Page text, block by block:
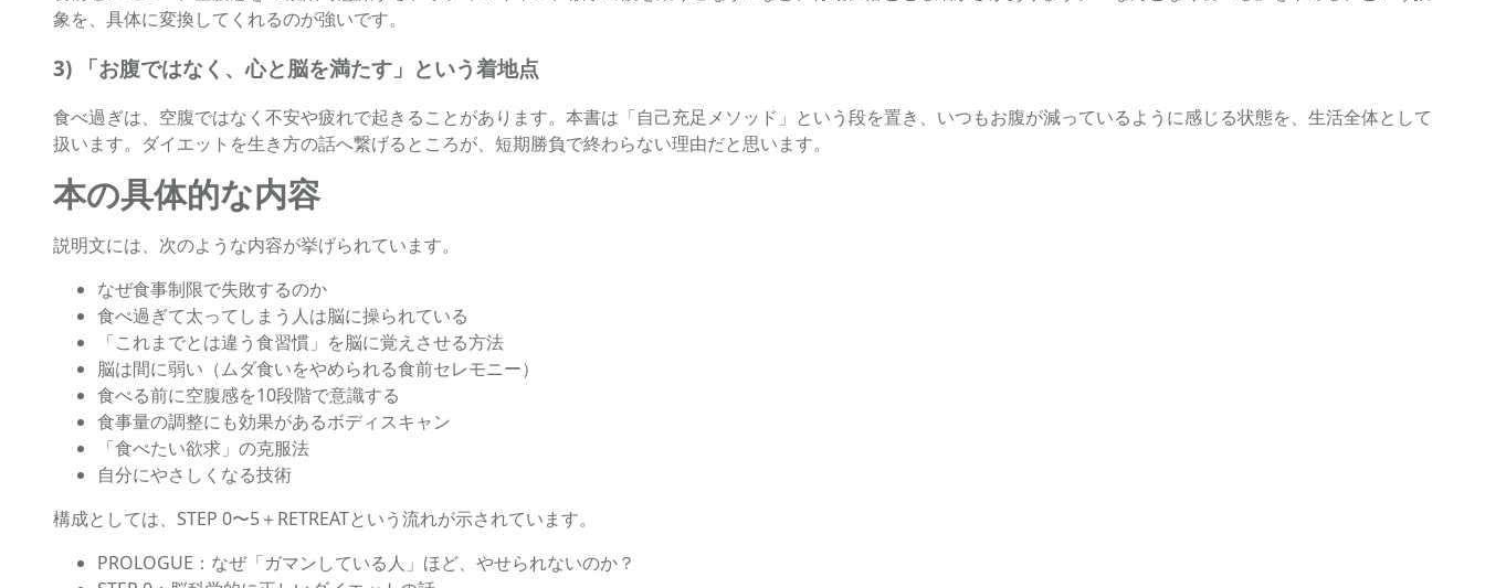
象を、具体に変換してくれるのが強いです。
3) 「お腹ではなく、心と脳を満たす」という着地点
食べ過ぎは、空腹ではなく不安や疲れで起きることがあります。本書は「自己充足メソッド」という段を置き、いつもお腹が減っているように感じる状態を、生活全体として
扱います。ダイエットを生き方の話へ繋げるところが、短期勝負で終わらない理由だと思います。
本の具体的な内容
説明文には、次のような内容が挙げられています。
なぜ食事制限で失敗するのか
食べ過ぎて太ってしまう人は脳に操られている
「これまでとは違う食習慣」を脳に覚えさせる方法
脳は間に弱い（ムダ食いをやめられる食前セレモニー）
食べる前に空腹感を10段階で意識する
食事量の調整にも効果があるボディスキャン
「食べたい欲求」の克服法
自分にやさしくなる技術
構成としては、STEP 0〜5＋RETREATという流れが示されています。
PROLOGUE：なぜ「ガマンしている人」ほど、やせられないのか？